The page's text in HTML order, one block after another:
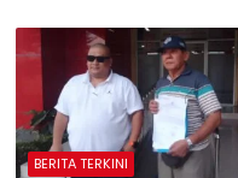
BERITA TERKINI